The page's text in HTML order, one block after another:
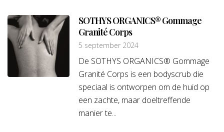
SOTHYS ORGANICS® Gommage
Granité Corps
5 september 2024
De SOTHYS ORGANICS® Gommage
Granité Corps is een bodyscrub die
speciaal is ontworpen om de huid op
een zachte, maar doeltreffende
manier te...